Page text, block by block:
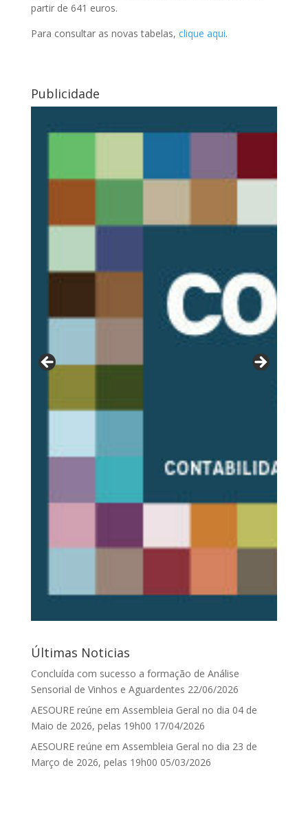
partir de 641 euros.
Para consultar as novas tabelas, clique aqui.
Publicidade
Últimas Noticias
Concluída com sucesso a formação de Análise
Sensorial de Vinhos e Aguardentes 22/06/2026
AESOURE reúne em Assembleia Geral no dia 04 de
Maio de 2026, pelas 19h00 17/04/2026
AESOURE reúne em Assembleia Geral no dia 23 de
Março de 2026, pelas 19h00 05/03/2026